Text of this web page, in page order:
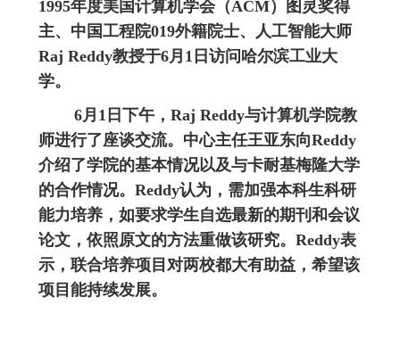
1995年度美国计算机学会（ACM）图灵奖得
主、中国工程院019外籍院士、人工智能大师
Raj Reddy教授于6月1日访问哈尔滨工业大
学。
6月1日下午，Raj Reddy与计算机学院教
师进行了座谈交流。中心主任王亚东向Reddy
介绍了学院的基本情况以及与卡耐基梅隆大学
的合作情况。Reddy认为，需加强本科生科研
能力培养，如要求学生自选最新的期刊和会议
论文，依照原文的方法重做该研究。Reddy表
示，联合培养项目对两校都大有助益，希望该
项目能持续发展。